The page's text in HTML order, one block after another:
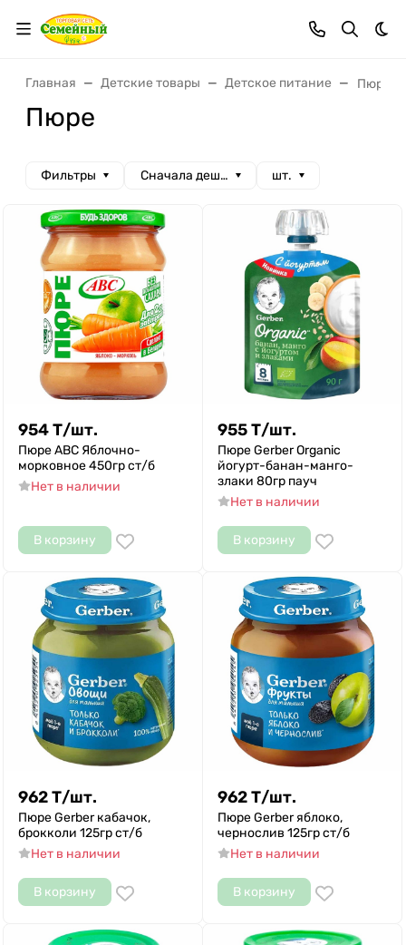
Главная Детские товары Детское питание Пюре
Пюре
Фильтры Сначала дешевые шт.
954Т/шт.
Пюре АВС Яблочно-
морковное 450гр ст/б
Нет в наличии
В корзину
955Т/шт.
Пюре Gerber Organic
йогурт-банан-манго-
злаки 80гр пауч
Нет в наличии
В корзину
962Т/шт.
Пюре Gerber кабачок,
брокколи 125гр ст/б
Нет в наличии
В корзину
962Т/шт.
Пюре Gerber яблоко,
чернослив 125гр ст/б
Нет в наличии
В корзину